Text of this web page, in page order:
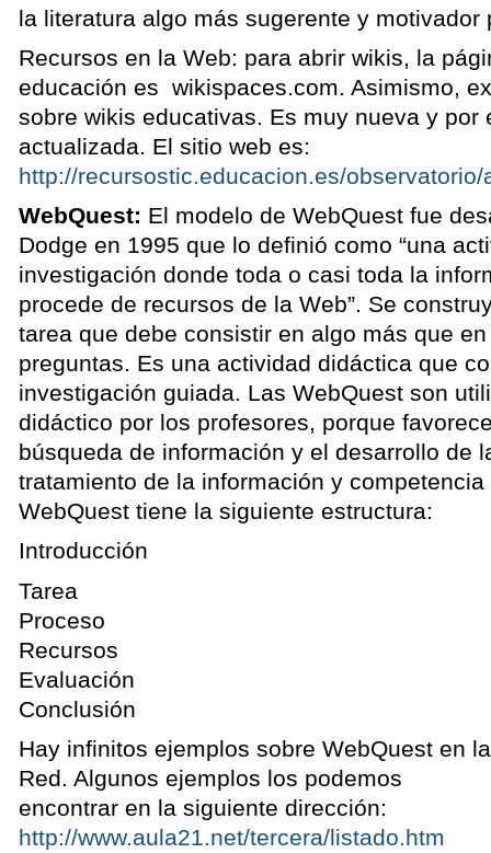
la literatura algo más sugerente y motivador
Recursos en la Web: para abrir wikis, la
educación es wikispaces.com. Asimismo,
sobre wikis educativas. Es muy nueva y por
actualizada. El sitio web es:
http://recursostic.educacion.es/
WebQuest: El modelo de WebQuest fue
Dodge en 1995 que lo definió como “una
investigación donde toda o casi toda la
procede de recursos de la Web”. Se
tarea que debe consistir en algo más que
preguntas. Es una actividad didáctica que
investigación guiada. Las WebQuest son
didáctico por los profesores, porque
búsqueda de información y el desarrollo de
tratamiento de la información y competencia
WebQuest tiene la siguiente estructura:
Introducción
Tarea
Proceso
Recursos
Evaluación
Conclusión
Hay infinitos ejemplos sobre WebQuest en la
Red. Algunos ejemplos los podemos
encontrar en la siguiente dirección:
http://www.aula21.net/tercera/listado.htm